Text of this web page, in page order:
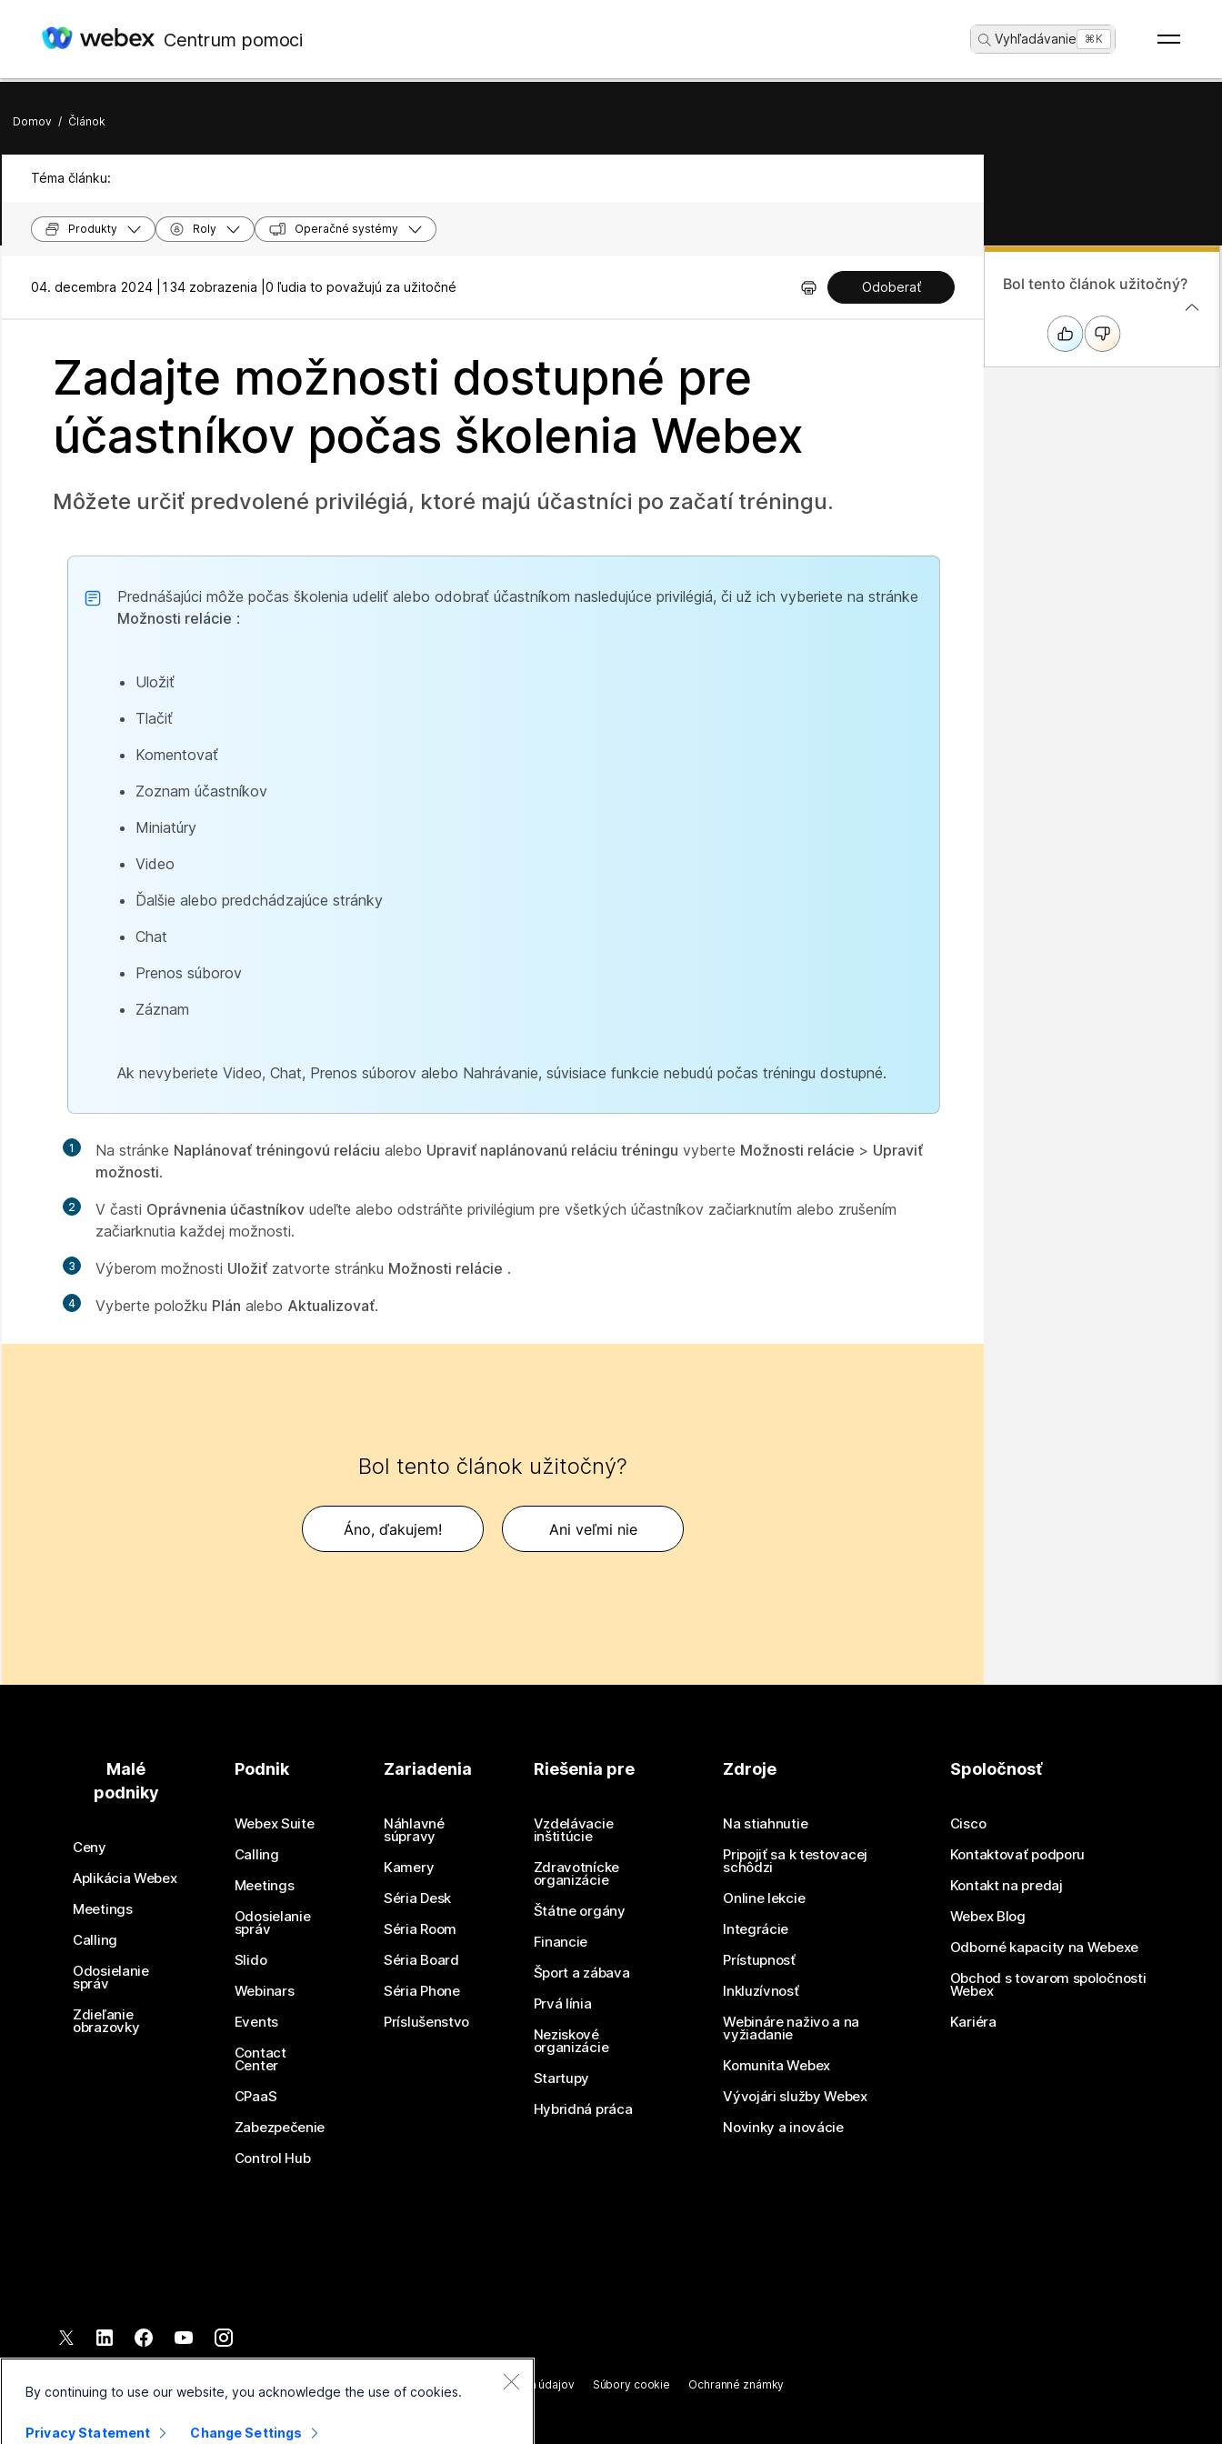
Centrum pomoci Vyhľadávanie ...⌘K
Domov / Článok
Téma článku:
Produkty Roly Operačné systémy
04. decembra 2024 | 134 zobrazenia | 0 ľudia to považujú za užitočné Odoberať
Zadajte možnosti dostupné pre
účastníkov počas školenia Webex
Môžete určiť predvolené privilégiá, ktoré majú účastníci po začatí tréningu.
Prednášajúci môže počas školenia udeliť alebo odobrať účastníkom nasledujúce privilégiá, či už ich vyberiete na stránke
Možnosti relácie :
Uložiť
Tlačiť
Komentovať
Zoznam účastníkov
Miniatúry
Video
Ďalšie alebo predchádzajúce stránky
Chat
Prenos súborov
Záznam
Ak nevyberiete Video, Chat, Prenos súborov alebo Nahrávanie, súvisiace funkcie nebudú počas tréningu dostupné.
1 Na stránke Naplánovať tréningovú reláciu alebo Upraviť naplánovanú reláciu tréningu vyberte Možnosti relácie > Upraviť
možnosti.
2 V časti Oprávnenia účastníkov udeľte alebo odstráňte privilégium pre všetkých účastníkov začiarknutím alebo zrušením
začiarknutia každej možnosti.
3 Výberom možnosti Uložiť zatvorte stránku Možnosti relácie .
4 Vyberte položku Plán alebo Aktualizovať.
Bol tento článok užitočný?
Áno, ďakujem! Ani veľmi nie
Bol tento článok užitočný?
Malé
podniky
Ceny
Aplikácia Webex
Meetings
Calling
Odosielanie
správ
Zdieľanie
obrazovky
Podnik
Webex Suite
Calling
Meetings
Odosielanie
správ
Slido
Webinars
Events
Contact
Center
CPaaS
Zabezpečenie
Control Hub
Zariadenia
Náhlavné
súpravy
Kamery
Séria Desk
Séria Room
Séria Board
Séria Phone
Príslušenstvo
Riešenia pre
Vzdelávacie
inštitúcie
Zdravotnícke
organizácie
Štátne orgány
Financie
Šport a zábava
Prvá línia
Neziskové
organizácie
Startupy
Hybridná práca
Zdroje
Na stiahnutie
Pripojiť sa k testovacej
schôdzi
Online lekcie
Integrácie
Prístupnosť
Inkluzívnosť
Webináre naživo a na
vyžiadanie
Komunita Webex
Vývojári služby Webex
Novinky a inovácie
Spoločnosť
Cisco
Kontaktovať podporu
Kontakt na predaj
Webex Blog
Odborné kapacity na Webexe
Obchod s tovarom spoločnosti
Webex
Kariéra
Zmluvné podmienky
Vyhlásenie o ochrane osobných údajov Súbory cookie Ochranné známky
By continuing to use our website, you acknowledge the use of cookies.
Privacy Statement Change Settings